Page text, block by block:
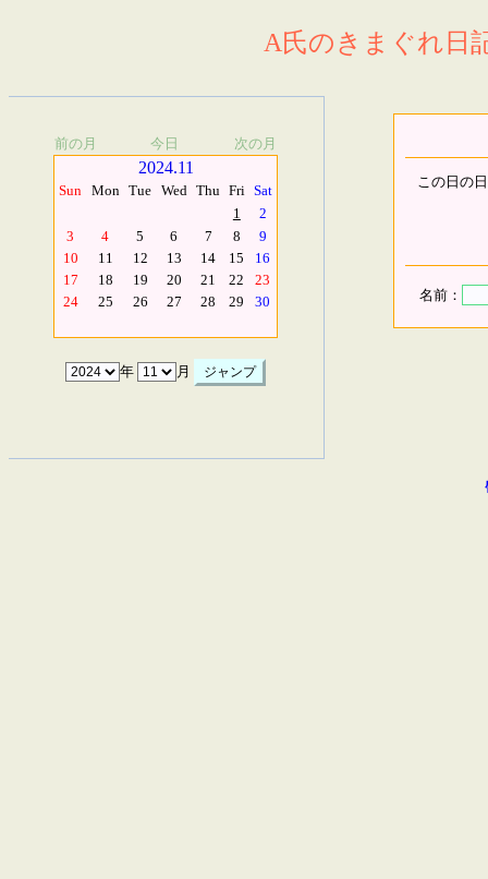
A氏のきまぐれ日
前の月 今日 次の月
2024.11
Sun Mon Tue Wed Thu Fri Sat
1
2
3
4 5 6 7 8
9
10
11 12 13 14 15
16
17
18 19 20 21 22
23
24
25 26 27 28 29 30
年 月
この日の
名前：